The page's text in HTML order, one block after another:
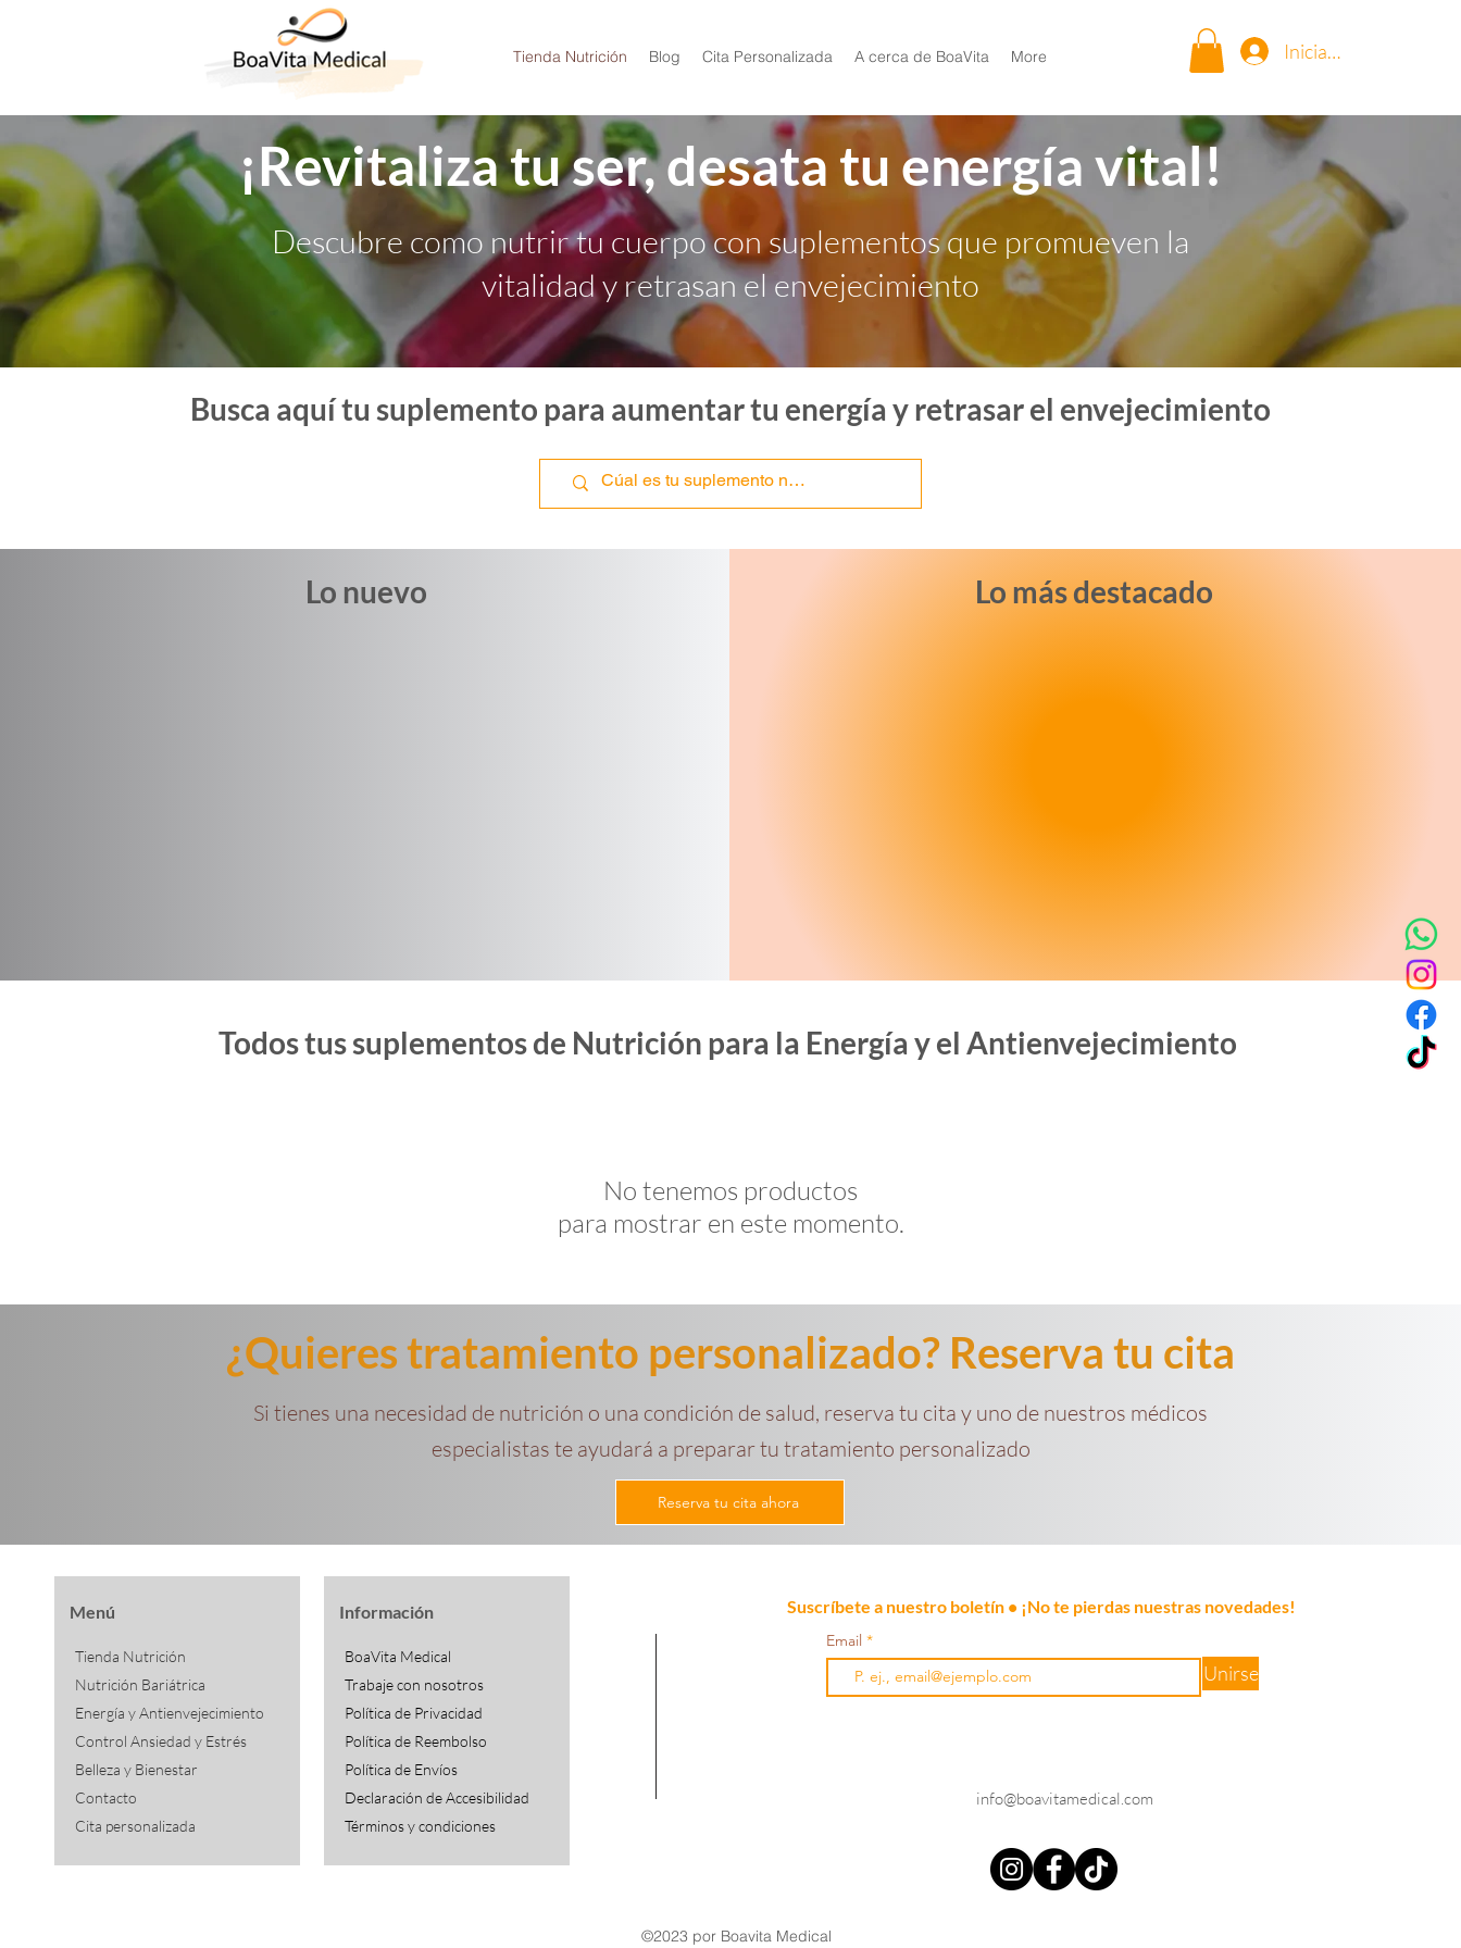
Tienda Nutrición Blog Cita Personalizada A cerca de BoaVita More Iniciar sesión
¡Revitaliza tu ser, desata tu energía vital!
Descubre como nutrir tu cuerpo con suplementos que promueven la
vitalidad y retrasan el envejecimiento
Busca aquí tu suplemento para aumentar tu energía y retrasar el envejecimiento
Lo más destacado
Lo nuevo
Todos tus suplementos de Nutrición para la Energía y el Antienvejecimiento
No tenemos productos
para mostrar en este momento.
¿Quieres tratamiento personalizado? Reserva tu cita
Si tienes una necesidad de nutrición o una condición de salud, reserva tu cita y uno de nuestros médicos
especialistas te ayudará a preparar tu tratamiento personalizado
Reserva tu cita ahora
Menú
Tienda Nutrición
Nutrición Bariátrica
Energía y Antienvejecimiento
Control Ansiedad y Estrés
Belleza y Bienestar
Contacto
Cita personalizada
Información
BoaVita Medical
Trabaje con nosotros
Política de Privacidad
Política de Reembolso
Política de Envíos
Declaración de Accesibilidad
​Términos y condiciones
Suscríbete a nuestro boletín • ¡No te pierdas nuestras novedades!
Email
Unirse
info@boavitamedical.com
©2023 por Boavita Medical